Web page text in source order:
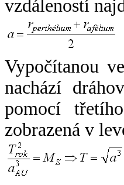
vzdáleností
Vypočítanou
nachází
pomocí
zobrazená v